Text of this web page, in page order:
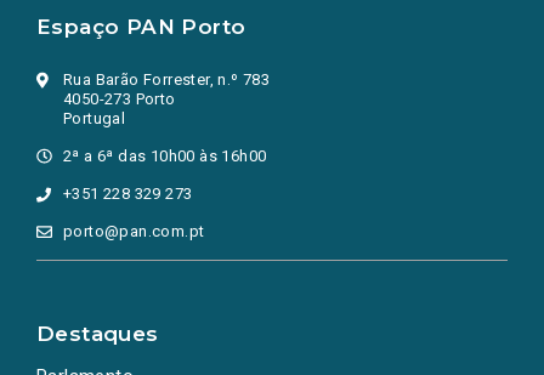
Espaço PAN Porto
Rua Barão Forrester, n.º 783
4050-273 Porto
Portugal
2ª a 6ª das 10h00 às 16h00
+351 228 329 273
porto@pan.com.pt
Destaques